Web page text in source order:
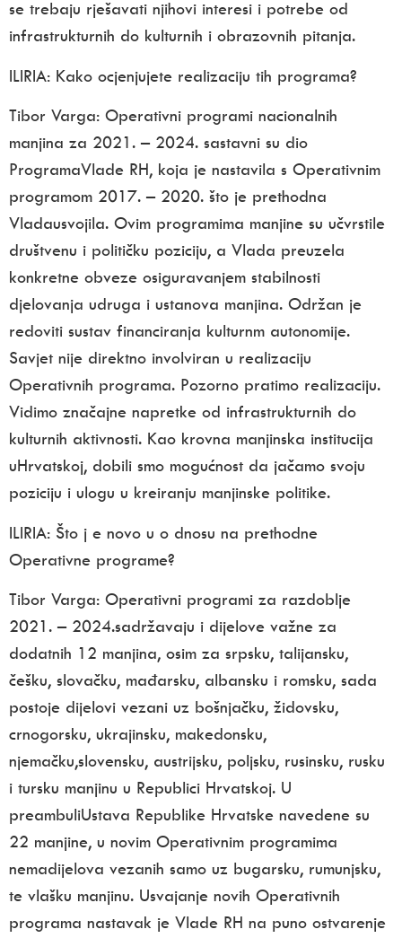
se trebaju rješavati njihovi interesi i potrebe od
infrastrukturnih do kulturnih i obrazovnih pitanja.
ILIRIA: Kako ocjenjujete realizaciju tih programa?
Tibor Varga: Operativni programi nacionalnih
manjina za 2021. – 2024. sastavni su dio
ProgramaVlade RH, koja je nastavila s Operativnim
programom 2017. – 2020. što je prethodna
Vladausvojila. Ovim programima manjine su učvrstile
društvenu i političku poziciju, a Vlada preuzela
konkretne obveze osiguravanjem stabilnosti
djelovanja udruga i ustanova manjina. Održan je
redoviti sustav financiranja kulturnm autonomije.
Savjet nije direktno involviran u realizaciju
Operativnih programa. Pozorno pratimo realizaciju.
Vidimo značajne napretke od infrastrukturnih do
kulturnih aktivnosti. Kao krovna manjinska institucija
uHrvatskoj, dobili smo mogućnost da jačamo svoju
poziciju i ulogu u kreiranju manjinske politike.
ILIRIA: Što j e novo u o dnosu na prethodne
Operativne programe?
Tibor Varga: Operativni programi za razdoblje
2021. – 2024.sadržavaju i dijelove važne za
dodatnih 12 manjina, osim za srpsku, talijansku,
češku, slovačku, mađarsku, albansku i romsku, sada
postoje dijelovi vezani uz bošnjačku, židovsku,
crnogorsku, ukrajinsku, makedonsku,
njemačku,slovensku, austrijsku, poljsku, rusinsku, rusku
i tursku manjinu u Republici Hrvatskoj. U
preambuliUstava Republike Hrvatske navedene su
22 manjine, u novim Operativnim programima
nemadijelova vezanih samo uz bugarsku, rumunjsku,
te vlašku manjinu. Usvajanje novih Operativnih
programa nastavak je Vlade RH na puno ostvarenje